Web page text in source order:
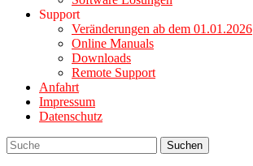
Support
Veränderungen ab dem 01.01.2026
Online Manuals
Downloads
Remote Support
Anfahrt
Impressum
Datenschutz
Suchen
Suchen
nach: